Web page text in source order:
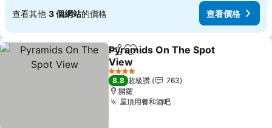
查看其他 3 個網站的價格 查看價格
分享 加入我的最愛
Pyramids On The Spot
View
查看價格
4 星級
8.8 超級讚
763
開羅
屋頂用餐和酒吧查看價格